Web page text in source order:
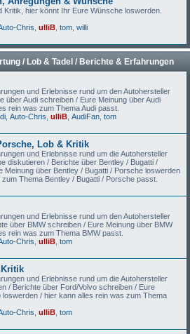
Kritik, hier könnt Ihr Eure Wünsche loswerden.
Chris ulliB tom willi
/ Lob & Tadel / Berichte & Erfahrungen
und Erlebnisse rund um den Autohersteller
über Audi schreiben / Eure Meinung über Audi
rein was zum Thema Audi passt.
Auto-Chris ulliB AudiFan tom
Lob & Kritik
und Erlebnisse rund um die Autohersteller
diskutieren / Berichte über Bentley / Bugatti /
Meinung über Bentley / Bugatti / Porsche loswerden
Thema Bentley / Bugatti / Porsche passt.
und Erlebnisse rund um den Autohersteller
über BMW schreiben / Eure Meinung über BMW
rein was zum Thema BMW passt.
Chris ulliB tom
und Erlebnisse rund um die Autohersteller
/ Berichte über Ford/Volvo schreiben / Eure
loswerden / hier kann alles rein was zum Thema
Chris ulliB tom